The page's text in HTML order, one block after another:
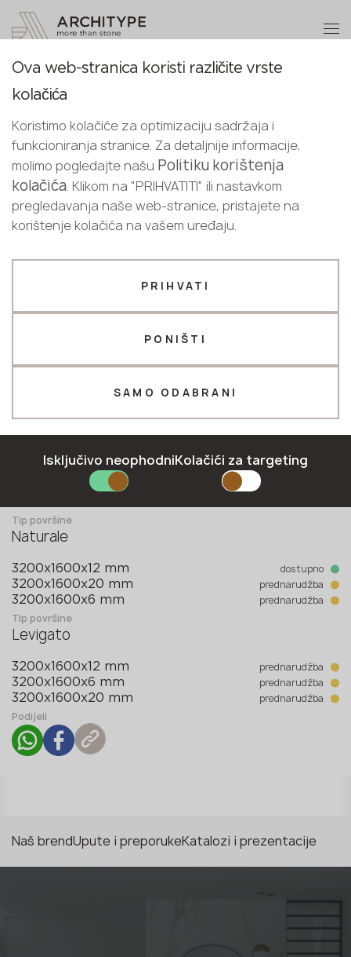
English
Croatian
+48 22 602 20 22
Postanite partner
Lasa White
Keralini
Tip površine
Naturale
3200x1600x12 mm dostupno
3200x1600x20 mm prednarudžba
3200x1600x6 mm
prednarudžba
Tip površine
Levigato
3200x1600x12 mm prednarudžba
3200x1600x6 mm prednarudžba
3200x1600x20 mm
prednarudžba
Podijeli
Naš brendUpute i preporukeKatalozi i prezentacije
Postanite
partner
Pošaljite svoje podatke ili nas
kontaktirajte telefonom
+48 22 602 20 22
Proizvođač
Ime *
E-mail *
Hvala!
naši menadžeri će vas kontaktirati u
najkraćem roku
Ova web-stranica koristi različite vrste
kolačića
Koristimo kolačiće za optimizaciju sadržaja i
funkcioniranja stranice. Za detaljnije informacije,
molimo pogledajte našu Politiku korištenja
kolačića. Klikom na "PRIHVATITI" ili nastavkom
pregledavanja naše web-stranice, pristajete na
korištenje kolačića na vašem uređaju.
SAMO ODABRANI
PONIŠTI
PRIHVATI
Isključivo neophodniKolačići za targeting